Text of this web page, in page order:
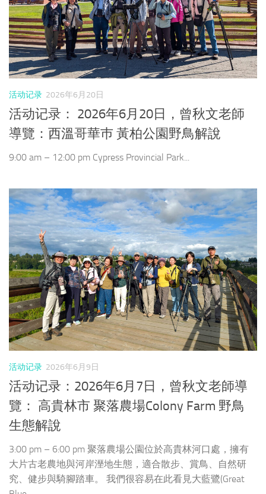
活动记录 2026年6月20日
活动记录： 2026年6月20日，曾秋文老師
導覽：西溫哥華巿 黃柏公園野鳥解說
9:00 am – 12:00 pm Cypress Provincial Park...
活动记录 2026年6月9日
活动记录：2026年6月7日，曾秋文老師導
覽： 高貴林市 聚落農場Colony Farm 野鳥
生態解說
3:00 pm – 6:00 pm 聚落農場公園位於高貴林河口處，擁有
大片古老農地與河岸溼地生態，適合散步、賞鳥、自然研
究、健步與騎腳踏車。 我們很容易在此看見大藍鷺(Great